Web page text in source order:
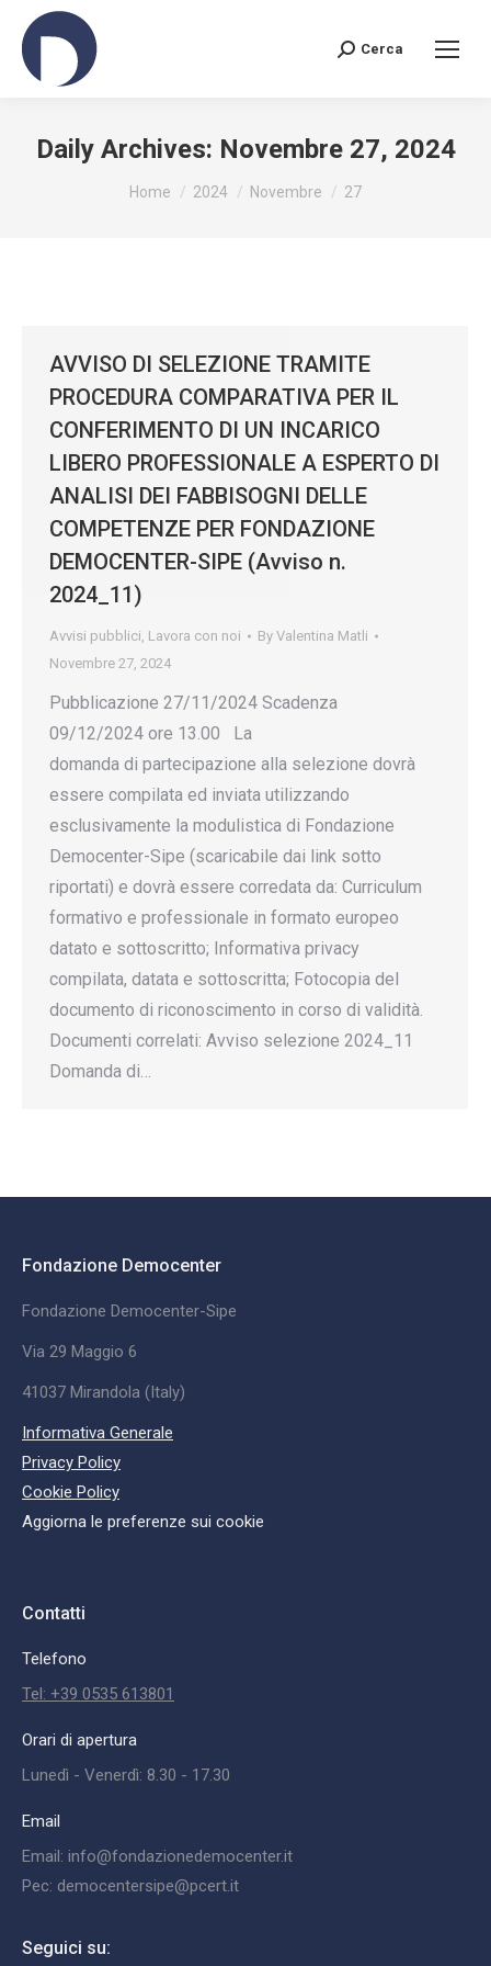
Search:
Cerca
Daily Archives: Novembre 27, 2024
You are here:
Home 2024 Novembre 27
AVVISO DI SELEZIONE TRAMITE
PROCEDURA COMPARATIVA PER IL
CONFERIMENTO DI UN INCARICO
LIBERO PROFESSIONALE A ESPERTO DI
ANALISI DEI FABBISOGNI DELLE
COMPETENZE PER FONDAZIONE
DEMOCENTER-SIPE (Avviso n.
2024_11)
Avvisi pubblici, Lavora con noi By Valentina Matli
Novembre 27, 2024
Pubblicazione 27/11/2024 Scadenza
09/12/2024 ore 13.00 La
domanda di partecipazione alla selezione dovrà
essere compilata ed inviata utilizzando
esclusivamente la modulistica di Fondazione
Democenter-Sipe (scaricabile dai link sotto
riportati) e dovrà essere corredata da: Curriculum
formativo e professionale in formato europeo
datato e sottoscritto; Informativa privacy
compilata, datata e sottoscritta; Fotocopia del
documento di riconoscimento in corso di validità.
Documenti correlati: Avviso selezione 2024_11
Domanda di…
Fondazione Democenter
Fondazione Democenter-Sipe
Via 29 Maggio 6
41037 Mirandola (Italy)
Informativa Generale
Privacy Policy
Cookie Policy
Aggiorna le preferenze sui cookie
Contatti
Telefono
Tel: +39 0535 613801
Orari di apertura
Lunedì - Venerdì: 8.30 - 17.30
Email
Email: info@fondazionedemocenter.it
Pec: democentersipe@pcert.it
Seguici su: